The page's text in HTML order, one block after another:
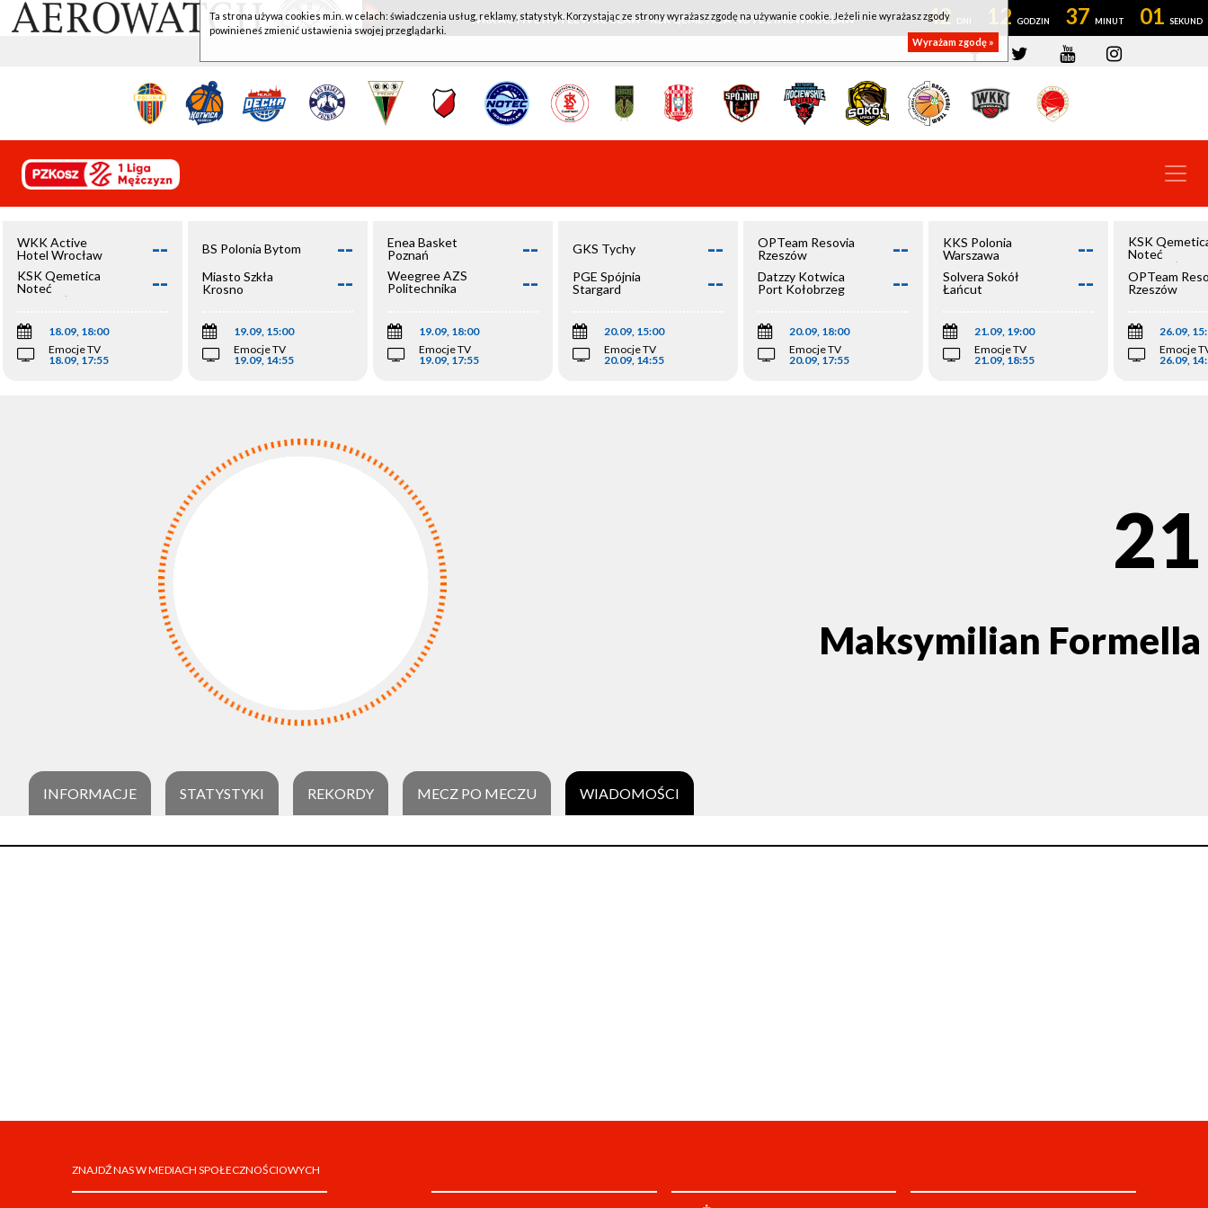
WKK ACTIVE HOTEL WROCŁAW - KSK QEMETICA NOTEĆ INOWROCŁAW 42 12 37 01
WKK Active
Hotel Wrocław
--
KSK Qemetica
Noteć
Inowrocław
--
18.09, 18:00
Emocje TV
18.09, 17:55
BS Polonia Bytom --
Miasto Szkła
Krosno
--
19.09, 15:00
Emocje TV
19.09, 14:55
Enea Basket
Poznań
--
Weegree AZS
Politechnika
--
19.09, 18:00
Emocje TV
19.09, 17:55
GKS Tychy --
PGE Spójnia
Stargard
--
20.09, 15:00
Emocje TV
20.09, 14:55
OPTeam Resovia
Rzeszów
--
Datzzy Kotwica
Port Kołobrzeg
--
20.09, 18:00
Emocje TV
20.09, 17:55
KKS Polonia
Warszawa
--
Solvera Sokół
Łańcut
--
21.09, 19:00
Emocje TV
21.09, 18:55
KSK
Noteć
Inowrocław
OPTeam
Rzeszów
26.09,
Emocje
26.09,
21
Maksymilian Formella
INFORMACJE STATYSTYKI REKORDY MECZ PO MECZU WIADOMOŚCI
ZNAJDŹ NAS W MEDIACH SPOŁECZNOŚCIOWYCH
Ta strona używa cookies m.in. w celach: świadczenia usług, reklamy, statystyk. Korzystając ze strony wyrażasz zgodę na używanie cookie. Jeżeli nie wyrażasz zgody
powinieneś zmienić ustawienia swojej przeglądarki.
Wyrażam zgodę »